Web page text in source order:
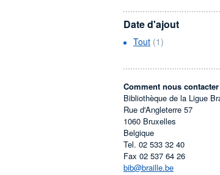
Date d'ajout
Tout (1)
Comment nous
Bibliothèque de la Ligue
Rue d'Angleterre 57
1060 Bruxelles
Belgique
Tel. 02 533 32 40
Fax 02 537 64 26
bib@braille.be